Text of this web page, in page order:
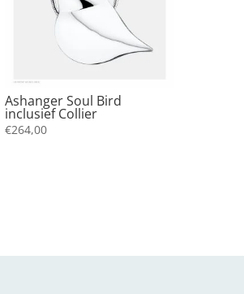
Ashanger Soul Bird
inclusief Collier
€264,00